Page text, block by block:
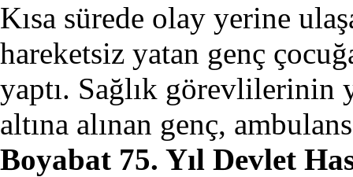
Kısa sürede olay yerine
hareketsiz yatan genç
yaptı. Sağlık görevlilerinin
altına alınan genç,
Boyabat 75. Yıl Devlet